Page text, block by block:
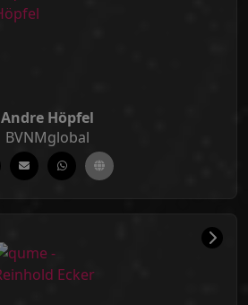
Andre Höpfel
BVNMglobal